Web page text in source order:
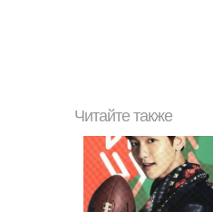
Читайте также